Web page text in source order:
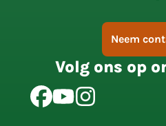
Neem
Volg ons op